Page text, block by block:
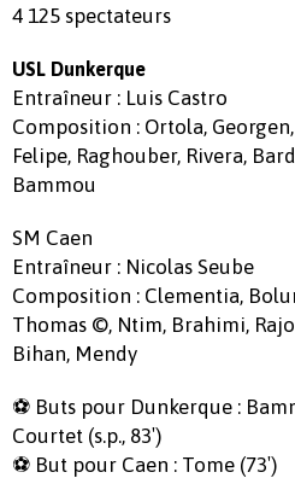
4 125 spectateurs
USL Dunkerque
Entraîneur : Luis Castro
Composition : Ortola,
Felipe, Raghouber, Rivera,
Bammou
SM Caen
Entraîneur : Nicolas Seube
Composition : Clementia,
Thomas ©, Ntim, Brahimi,
Bihan, Mendy
⚽ Buts pour Dunkerque :
Courtet (s.p., 83′)
⚽ But pour Caen : Tome (73′)